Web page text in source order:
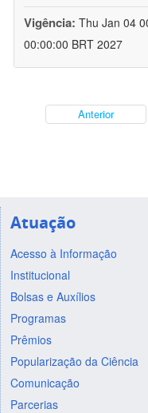
Vigência: Thu Jan 04
00:00:00 BRT 2027
Anterior
Atuação
Acesso à Informação
Institucional
Bolsas e Auxílios
Programas
Prêmios
Popularização da Ciência
Comunicação
Parcerias